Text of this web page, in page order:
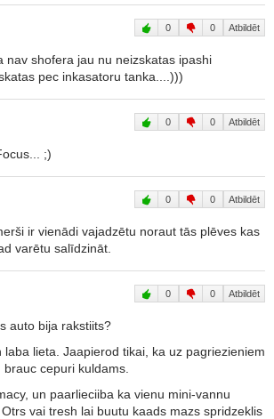
0 0 Atbildēt
nav shofera jau nu neizskatas ipashi
pec inkasatoru tanka....)))
0 0 Atbildēt
;)
0 0 Atbildēt
ir vienādi vajadzētu noraut tās plēves kas
varētu salīdzināt.
0 0 Atbildēt
auto bija rakstiits?
laba lieta. Jaapierod tikai, ka uz pagriezieniem
cepuri kuldams.
un paarlieciiba ka vienu mini-vannu
vai tresh lai buutu kaads mazs spridzeklis